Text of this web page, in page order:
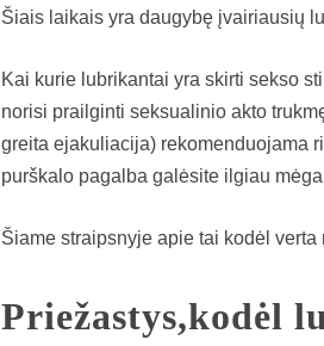
Šiais laikais yra daugybę įvairiausių
Kai kurie lubrikantai yra skirti sekso
norisi prailginti seksualinio akto
greita ejakuliacija) rekomenduojama
purškalo pagalba galėsite ilgiau
Šiame straipsnyje apie tai kodėl
Priežastys,kodėl